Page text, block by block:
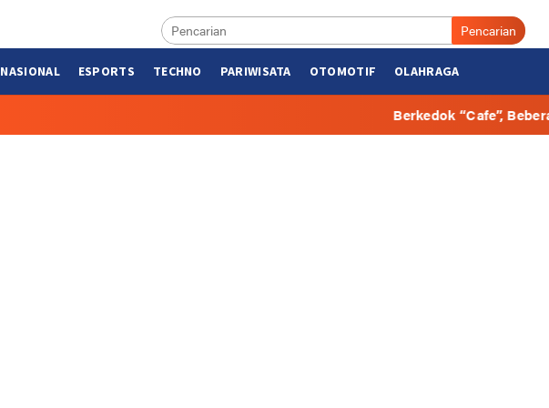
Pencarian
NASIONAL ESPORTS TECHNO PARIWISATA OTOMOTIF OLAHRAGA
Berkedok “Cafe”, Beberapa Hunian di